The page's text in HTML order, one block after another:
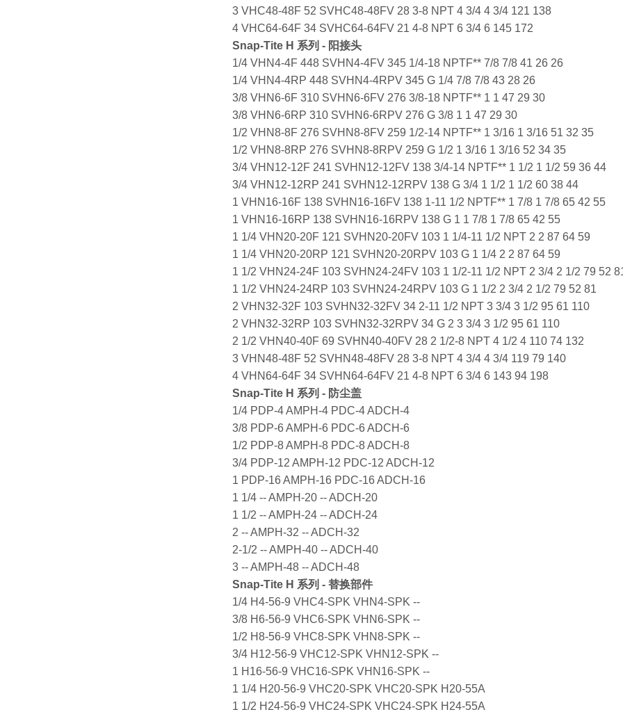
3 VHC48-48F 52 SVHC48-48FV 28 3-8 NPT 4 3/4 4 3/4 121 138
4 VHC64-64F 34 SVHC64-64FV 21 4-8 NPT 6 3/4 6 145 172
Snap-Tite H 系列 - 阳接头
1/4 VHN4-4F 448 SVHN4-4FV 345 1/4-18 NPTF** 7/8 7/8 41 26 26
1/4 VHN4-4RP 448 SVHN4-4RPV 345 G 1/4 7/8 7/8 43 28 26
3/8 VHN6-6F 310 SVHN6-6FV 276 3/8-18 NPTF** 1 1 47 29 30
3/8 VHN6-6RP 310 SVHN6-6RPV 276 G 3/8 1 1 47 29 30
1/2 VHN8-8F 276 SVHN8-8FV 259 1/2-14 NPTF** 1 3/16 1 3/16 51 32 35
1/2 VHN8-8RP 276 SVHN8-8RPV 259 G 1/2 1 3/16 1 3/16 52 34 35
3/4 VHN12-12F 241 SVHN12-12FV 138 3/4-14 NPTF** 1 1/2 1 1/2 59 36 44
3/4 VHN12-12RP 241 SVHN12-12RPV 138 G 3/4 1 1/2 1 1/2 60 38 44
1 VHN16-16F 138 SVHN16-16FV 138 1-11 1/2 NPTF** 1 7/8 1 7/8 65 42 55
1 VHN16-16RP 138 SVHN16-16RPV 138 G 1 1 7/8 1 7/8 65 42 55
1 1/4 VHN20-20F 121 SVHN20-20FV 103 1 1/4-11 1/2 NPT 2 2 87 64 59
1 1/4 VHN20-20RP 121 SVHN20-20RPV 103 G 1 1/4 2 2 87 64 59
1 1/2 VHN24-24F 103 SVHN24-24FV 103 1 1/2-11 1/2 NPT 2 3/4 2 1/2 79 52
1 1/2 VHN24-24RP 103 SVHN24-24RPV 103 G 1 1/2 2 3/4 2 1/2 79 52 81
2 VHN32-32F 103 SVHN32-32FV 34 2-11 1/2 NPT 3 3/4 3 1/2 95 61 110
2 VHN32-32RP 103 SVHN32-32RPV 34 G 2 3 3/4 3 1/2 95 61 110
2 1/2 VHN40-40F 69 SVHN40-40FV 28 2 1/2-8 NPT 4 1/2 4 110 74 132
3 VHN48-48F 52 SVHN48-48FV 28 3-8 NPT 4 3/4 4 3/4 119 79 140
4 VHN64-64F 34 SVHN64-64FV 21 4-8 NPT 6 3/4 6 143 94 198
Snap-Tite H 系列 - 防尘盖
1/4 PDP-4 AMPH-4 PDC-4 ADCH-4
3/8 PDP-6 AMPH-6 PDC-6 ADCH-6
1/2 PDP-8 AMPH-8 PDC-8 ADCH-8
3/4 PDP-12 AMPH-12 PDC-12 ADCH-12
1 PDP-16 AMPH-16 PDC-16 ADCH-16
1 1/4 -- AMPH-20 -- ADCH-20
1 1/2 -- AMPH-24 -- ADCH-24
2 -- AMPH-32 -- ADCH-32
2-1/2 -- AMPH-40 -- ADCH-40
3 -- AMPH-48 -- ADCH-48
Snap-Tite H 系列 - 替换部件
1/4 H4-56-9 VHC4-SPK VHN4-SPK --
3/8 H6-56-9 VHC6-SPK VHN6-SPK --
1/2 H8-56-9 VHC8-SPK VHN8-SPK --
3/4 H12-56-9 VHC12-SPK VHN12-SPK --
1 H16-56-9 VHC16-SPK VHN16-SPK --
1 1/4 H20-56-9 VHC20-SPK VHC20-SPK H20-55A
1 1/2 H24-56-9 VHC24-SPK VHC24-SPK H24-55A